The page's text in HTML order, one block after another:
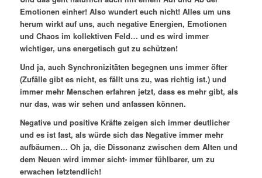
Emotionen einher! Also wundert euch nicht! Alles um uns
herum wirkt auf uns, auch negative Energien, Emotionen
und Chaos im kollektiven Feld… und es wird immer
wichtiger, uns energetisch gut zu schützen!
Und ja, auch Synchronizitäten begegnen uns immer öfter
(Zufälle gibt es nicht, es fällt uns zu, was richtig ist.) und
immer mehr Menschen erfahren jetzt, dass es mehr gibt, als
nur das, was wir sehen und anfassen können.
Negative und positive Kräfte zeigen sich immer deutlicher
und es ist fast, als würde sich das Negative immer mehr
aufbäumen… Oh ja, die Dissonanz zwischen dem Alten und
dem Neuen wird immer sicht- immer fühlbarer, um zu
erwachen letztendlich!